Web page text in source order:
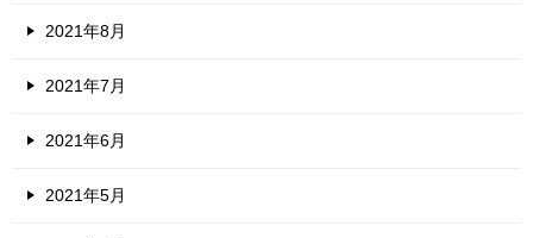
2021年8月
2021年7月
2021年6月
2021年5月